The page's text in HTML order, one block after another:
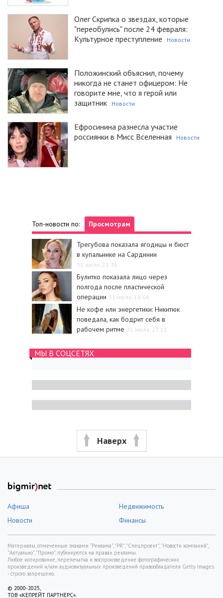
Олег Скрипка о звездах, которые
"переобулись" после 24 февраля:
Культурное преступление
Новости
Положинский объяснил, почему
никогда не станет офицером: Не
говорите мне, что я герой или
защитник
Новости
Ефросинина разнесла участие
россиянки в Мисс Вселенная
Новости
Топ-новости по: Просмотрам
Трегубова показала ягодицы и бюст
в купальнике на Сардинии
31 июля, 21:36
Булитко показала лицо через
полгода после пластической
операции 31 июля, 18:04
Не кофе или энергетики: Никитюк
поведала, как бодрит себя в
рабочем ритме 31 июля, 23:11
МЫ В СОЦСЕТЯХ
Наверх
Афиша
Недвижимость
Новости
Финансы
Материалы, отмеченные знаками "Реклама", "PR", "Спецпроект", "Новости компаний",
"Актуально", "Промо", публикуются на правах рекламы.
Любое копирование, перепечатка и воспроизведение фотографических
произведений и/или аудиовизуальных произведений правообладателя Getty Images
- строго запрещено.
© 2000-2025,
ТОВ «КЕПРЕЙТ ПАРТНЕРС».